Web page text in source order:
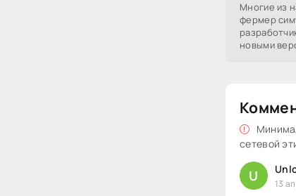
Многие из
фермер
новыми
сетевой
U 13